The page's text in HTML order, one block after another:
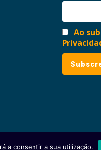
Ao
Estatuto Editorial Política
a consentir a sua utilização.